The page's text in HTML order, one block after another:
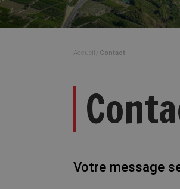
Accueil Contact
Votre message